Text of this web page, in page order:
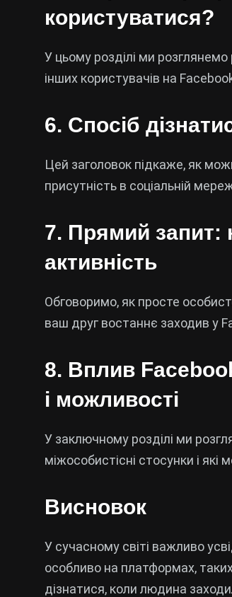
користуватися?
У цьому розділі ми розглянемо
інших користувачів на
6. Спосіб
Цей заголовок підкаже, як
присутність в соціальній
7. Прямий запит:
активність
Обговоримо, як просте
ваш друг востаннє заходив у
8. Вплив
і можливості
У заключному розділі ми
міжособистісні стосунки і
Висновок
У сучасному світі важливо
особливо на платформах,
дізнатися, коли людина